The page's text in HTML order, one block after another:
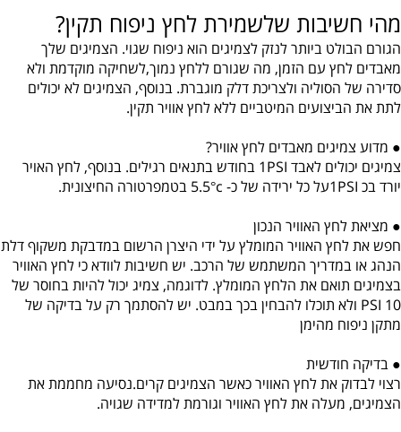
מהי חשיבות שלשמירת לחץ ניפוח תקין?
הגורם הבולט ביותר לנזק לצמיגים הוא ניפוח שגוי. הצמיגים שלך
מאבדים לחץ עם הזמן, מה שגורם ללחץ נמוך,לשחיקה מוקדמת ולא
סדירה של הסוליה ולצריכת דלק מוגברת. בנוסף, הצמיגים לא יכולים
לתת את הביצועים המיטביים ללא לחץ אוויר תקין.
● מדוע צמיגים מאבדים לחץ אוויר?
צמיגים יכולים לאבד 1PSI בחודש בתנאים רגילים. בנוסף, לחץ האויר
יורד בכ 1PSIעל כל ירידה של כ- 5.5°c בטמפרטורה החיצונית.
● מציאת לחץ האוויר הנכון
חפש את לחץ האוויר המומלץ על ידי היצרן הרשום במדבקת משקוף דלת
הנהג או במדריך המשתמש של הרכב. יש חשיבות לוודא כי לחץ האוויר
בצמיגים תואם את הלחץ המומלץ. לדוגמה, צמיג יכול להיות בחוסר של
10 PSI ולא תוכלו להבחין בכך במבט. יש להסתמך רק על בדיקה של
מתקן ניפוח מהימן
● בדיקה חודשית
רצוי לבדוק את לחץ האוויר כאשר הצמיגים קרים.נסיעה מחממת את
הצמיגים, מעלה את לחץ האוויר וגורמת למדידה שגויה.